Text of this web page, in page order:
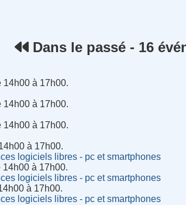
Dans le passé - 16
14h00 à 17h00.
14h00 à 17h00.
14h00 à 17h00.
à 17h00.
logiciels libres - pc et smartphones
14h00 à 17h00.
logiciels libres - pc et smartphones
à 17h00.
logiciels libres - pc et smartphones